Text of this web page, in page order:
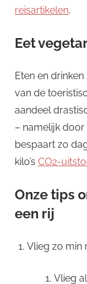
reisartikelen.
Eet
Eten en
van de
aandeel
– namelijk door
bespaart zo
kilo’s CO2-
Onze tips
een rij
Vlieg zo min
Vlieg